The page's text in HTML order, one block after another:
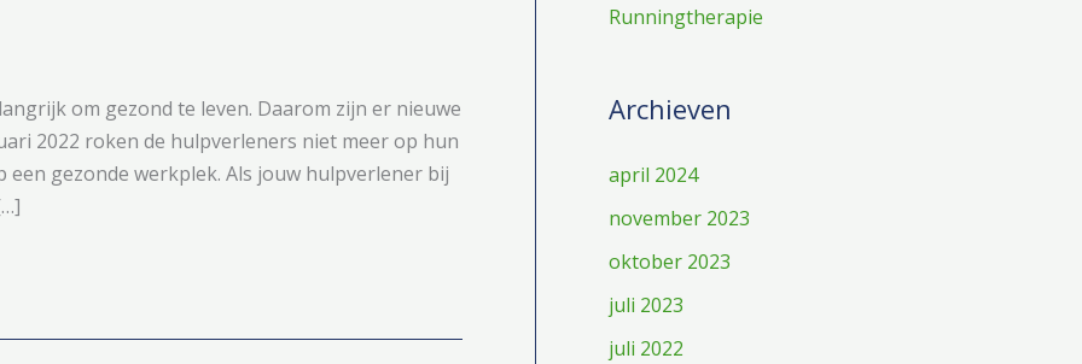
om gezond te leven. Daarom zijn er nieuwe
2022 roken de hulpverleners niet meer op hun
gezonde werkplek. Als jouw hulpverlener bij
Runningtherapie
Archieven
april 2024
november 2023
oktober 2023
juli 2023
juli 2022